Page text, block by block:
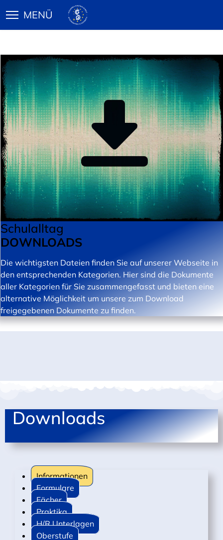
Schulalltag
DOWNLOADS
Die wichtigsten Dateien finden Sie auf unserer Webseite in
den entsprechenden Kategorien. Hier sind die Dokumente
aller Kategorien für Sie zusammengefasst und bieten eine
alternative Möglichkeit um unsere zum Download
freigegebenen Dokumente zu finden.
Downloads
Informationen
Formulare
Fächer
Praktika
H/R Unterlagen
Oberstufe